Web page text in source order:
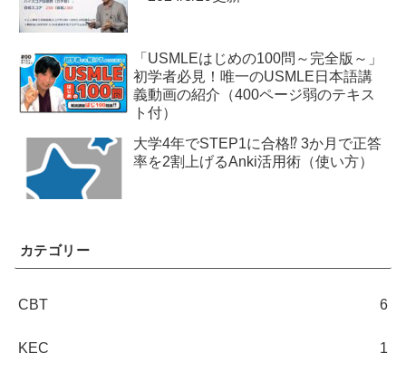
「USMLEはじめの100問～完全版～」
初学者必見！唯一のUSMLE日本語講
義動画の紹介（400ページ弱のテキス
ト付）
大学4年でSTEP1に合格⁉ 3か月で正答
率を2割上げるAnki活用術（使い方）
カテゴリー
CBT 6
KEC 1